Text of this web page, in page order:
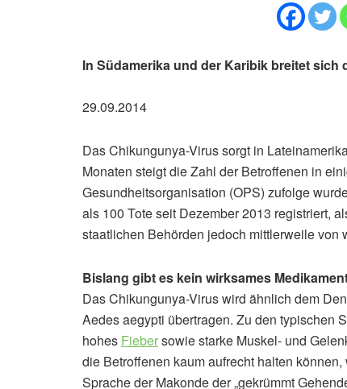
In Südamerika und der Karibik breitet sich
29.09.2014
Das Chikungunya-Virus sorgt in
Monaten steigt die Zahl der Betroffenen in
Gesundheitsorganisation (OPS) zufolge
als 100 Tote seit Dezember 2013 registriert,
staatlichen Behörden jedoch mittlerweile von
Bislang gibt es kein wirksames
Das Chikungunya-Virus wird ähnlich dem
Aedes aegypti übertragen. Zu den typischen
hohes Fiebersowie starke Muskel- und
die Betroffenen kaum aufrecht halten
Sprache der Makonde der „gekrümmt